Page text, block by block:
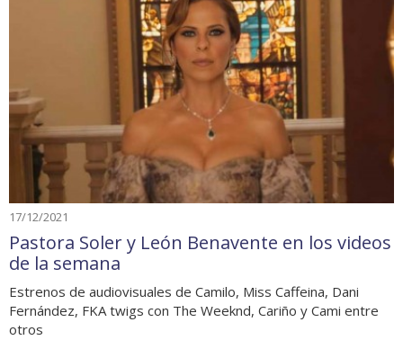
17/12/2021
Pastora Soler y León Benavente en los videos
de la semana
Estrenos de audiovisuales de Camilo, Miss Caffeina, Dani
Fernández, FKA twigs con The Weeknd, Cariño y Cami entre
otros